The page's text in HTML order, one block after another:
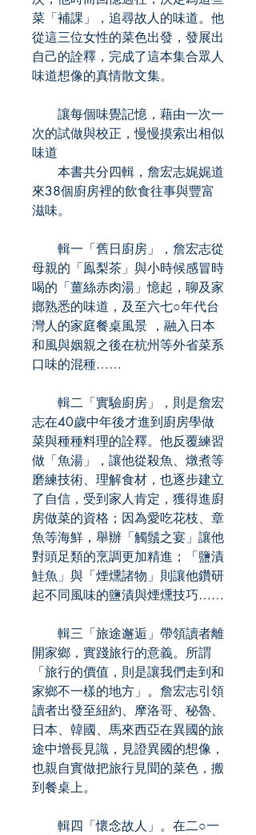
菜「補課」，追尋故人的味道。他
從這三位女性的菜色出發，發展出
自己的詮釋，完成了這本集合眾人
味道想像的真情散文集。
讓每個味覺記憶，藉由一次一
次的試做與校正，慢慢摸索出相似
味道
本書共分四輯，詹宏志娓娓道
來38個廚房裡的飲食往事與豐富
滋味。
輯一「舊日廚房」，詹宏志從
母親的「鳯梨茶」與小時候感冒時
喝的「薑絲赤肉湯」憶起，聊及家
嫏熟悉的味道，及至六七○年代台
灣人的家庭餐桌風景 ，融入日本
和風與姻親之後在杭州等外省菜系
口味的混種……
輯二「實驗廚房」，則是詹宏
志在40歲中年後才進到廚房學做
菜與種種料理的詮釋。他反覆練習
做「魚湯」，讓他從殺魚、燉煮等
磨練技術、理解食材，也逐步建立
了自信，受到家人肯定，獲得進廚
房做菜的資格；因為愛吃花枝、章
魚等海鮮，舉辦「觸鬚之宴」讓他
對頭足類的烹調更加精進；「鹽漬
鮭魚」與「煙燻諸物」則讓他鑽研
起不同風味的鹽漬與煙燻技巧……
輯三「旅途邂逅」帶領讀者離
開家鄉，實踐旅行的意義。所謂
「旅行的價值，則是讓我們走到和
家鄉不一樣的地方」。詹宏志引領
讀者出發至紐約、摩洛哥、秘魯、
日本、韓國、馬來西亞在異國的旅
途中增長見識，見證異國的想像，
也親自實做把旅行見聞的菜色，搬
到餐桌上。
輯四「懷念故人」。在二○一